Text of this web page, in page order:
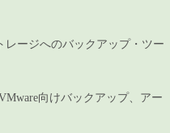
レージへのバックアップ・ツー
向けバックアップ、アー